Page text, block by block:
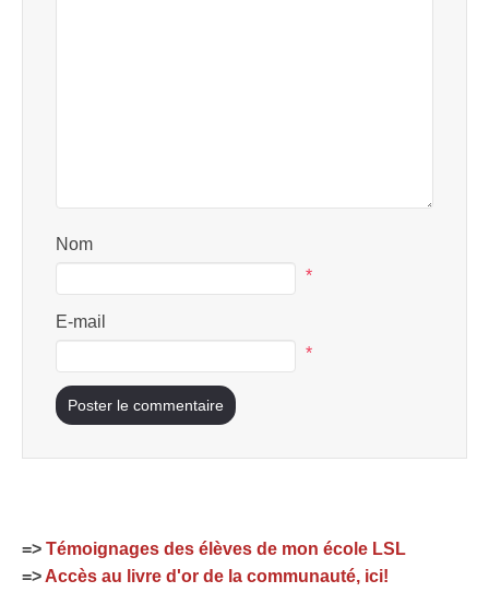
Nom
*
E-mail
*
=> Témoignages des élèves de mon école LSL
=> Accès au livre d'or de la communauté, ici!